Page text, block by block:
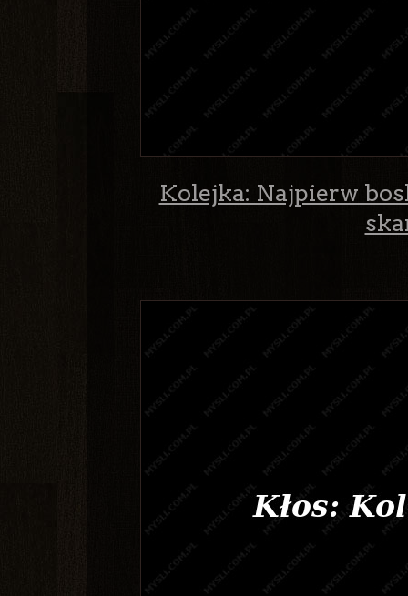
Kolejka: Najpierw